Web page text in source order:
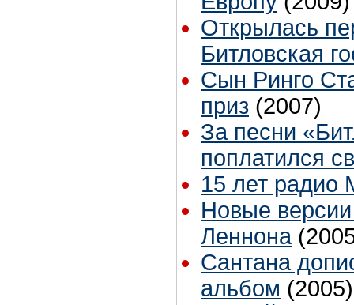
Открылась
Битловская
Сын Ринго
приз (2007)
За песни
поплатился
15 лет радио
Новые
Леннона
Сантана
альбом (2005)